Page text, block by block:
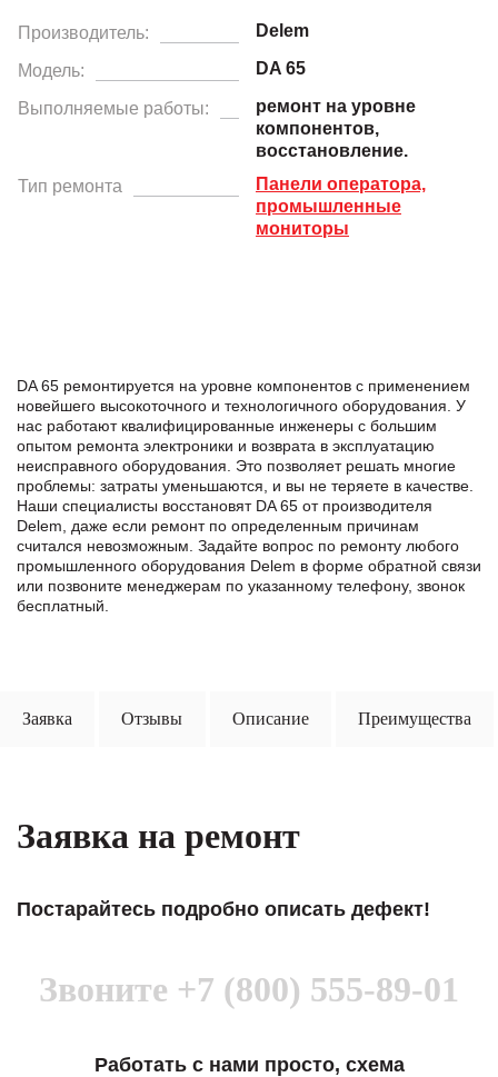
Производитель: Delem
Модель: DA 65
Выполняемые работы:
ремонт на уровне
компонентов,
восстановление.
Тип ремонта
Панели оператора,
промышленные
мониторы
DA 65 ремонтируется на уровне компонентов с применением
новейшего высокоточного и технологичного оборудования. У
нас работают квалифицированные инженеры с большим
опытом ремонта электроники и возврата в эксплуатацию
неисправного оборудования. Это позволяет решать многие
проблемы: затраты уменьшаются, и вы не теряете в качестве.
Наши специалисты восстановят DA 65 от производителя
Delem, даже если ремонт по определенным причинам
считался невозможным. Задайте вопрос по ремонту любого
промышленного оборудования Delem в формe обратной связи
или позвоните менеджерам по указанному телефону, звонок
бесплатный.
Заявка Отзывы Описание Преимущества
Заявка на ремонт
Постарайтесь подробно описать дефект!
Звоните +7 (800) 555-89-01
Работать с нами просто, схема